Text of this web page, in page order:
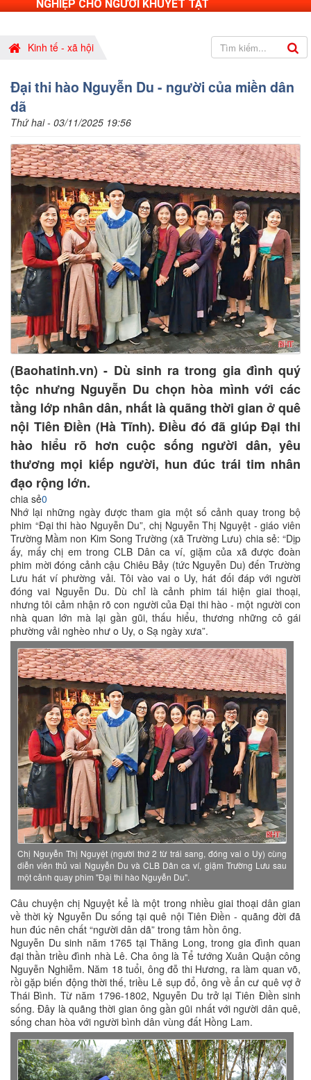
NGHIỆP CHO NGƯỜI KHUYẾT TẬT
Kinh tế - xã hội
Đại thi hào Nguyễn Du - người của miền dân
dã
Thứ hai - 03/11/2025 19:56
(Baohatinh.vn) - Dù sinh ra trong gia đình quý
tộc nhưng Nguyễn Du chọn hòa mình với các
tầng lớp nhân dân, nhất là quãng thời gian ở quê
nội Tiên Điền (Hà Tĩnh). Điều đó đã giúp Đại thi
hào hiểu rõ hơn cuộc sống người dân, yêu
thương mọi kiếp người, hun đúc trái tim nhân
đạo rộng lớn.
chia sẻ0
Nhớ lại những ngày được tham gia một số cảnh quay trong bộ
phim “Đại thi hào Nguyễn Du”, chị Nguyễn Thị Nguyệt - giáo viên
Trường Mầm non Kim Song Trường (xã Trường Lưu) chia sẻ: “Dịp
ấy, mấy chị em trong CLB Dân ca ví, giặm của xã được đoàn
phim mời đóng cảnh cậu Chiêu Bảy (tức Nguyễn Du) đến Trường
Lưu hát ví phường vải. Tôi vào vai o Uy, hát đối đáp với người
đóng vai Nguyễn Du. Dù chỉ là cảnh phim tái hiện giai thoại,
nhưng tôi cảm nhận rõ con người của Đại thi hào - một người con
nhà quan lớn mà lại gần gũi, thấu hiểu, thương những cô gái
phường vải nghèo như o Uy, o Sạ ngày xưa”.
Chị Nguyễn Thị Nguyệt (người thứ 2 từ trái sang, đóng vai o Uy) cùng
diễn viên thủ vai Nguyễn Du và CLB Dân ca ví, giặm Trường Lưu sau
một cảnh quay phim "Đại thi hào Nguyễn Du".
Câu chuyện chị Nguyệt kể là một trong nhiều giai thoại dân gian
về thời kỳ Nguyễn Du sống tại quê nội Tiên Điền - quãng đời đã
hun đúc nên chất “người dân dã” trong tâm hồn ông.
Nguyễn Du sinh năm 1765 tại Thăng Long, trong gia đình quan
đại thần triều đình nhà Lê. Cha ông là Tể tướng Xuân Quận công
Nguyễn Nghiễm. Năm 18 tuổi, ông đỗ thi Hương, ra làm quan võ,
rồi gặp biến động thời thế, triều Lê sụp đổ, ông về ẩn cư quê vợ ở
Thái Bình. Từ năm 1796-1802, Nguyễn Du trở lại Tiên Điền sinh
sống. Đây là quãng thời gian ông gần gũi nhất với người dân quê,
sống chan hòa với người bình dân vùng đất Hồng Lam.